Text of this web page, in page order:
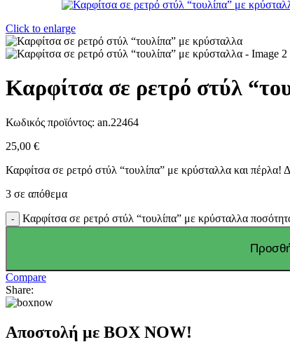
Click to enlarge
Καρφίτσα σε ρετρό στύλ
Κωδικός προϊόντος: an.22464
25,00 €
Καρφίτσα σε ρετρό στύλ “τουλίπα” με κρύσταλλα και πέρλα!
3 σε απόθεμα
Καρφίτσα σε ρετρό στύλ “τουλίπα” με κρύσταλλα
Compare
Share:
Αποστολή με BOX NOW!